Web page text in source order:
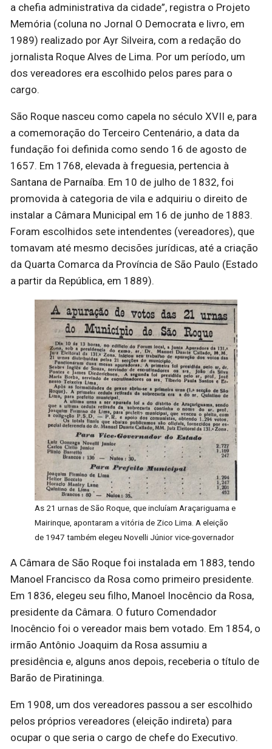
a chefia administrativa da cidade”, registra o Projeto
Memória (coluna no Jornal O Democrata e livro, em
1989) realizado por Ayr Silveira, com a redação do
jornalista Roque Alves de Lima. Por um período, um
dos vereadores era escolhido pelos pares para o
cargo.
São Roque nasceu como capela no século XVII e, para
a comemoração do Terceiro Centenário, a data da
fundação foi definida como sendo 16 de agosto de
1657. Em 1768, elevada à freguesia, pertencia à
Santana de Parnaíba. Em 10 de julho de 1832, foi
promovida à categoria de vila e adquiriu o direito de
instalar a Câmara Municipal em 16 de junho de 1883.
Foram escolhidos sete intendentes (vereadores), que
tomavam até mesmo decisões jurídicas, até a criação
da Quarta Comarca da Província de São Paulo (Estado
a partir da República, em 1889).
As 21 urnas de São Roque, que incluíam Araçariguama e
Mairinque, apontaram a vitória de Zico Lima. A eleição
de 1947 também elegeu Novelli Júnior vice-governador
A Câmara de São Roque foi instalada em 1883, tendo
Manoel Francisco da Rosa como primeiro presidente.
Em 1836, elegeu seu filho, Manoel Inocêncio da Rosa,
presidente da Câmara. O futuro Comendador
Inocêncio foi o vereador mais bem votado. Em 1854, o
irmão Antônio Joaquim da Rosa assumiu a
presidência e, alguns anos depois, receberia o título de
Barão de Piratininga.
Em 1908, um dos vereadores passou a ser escolhido
pelos próprios vereadores (eleição indireta) para
ocupar o que seria o cargo de chefe do Executivo.